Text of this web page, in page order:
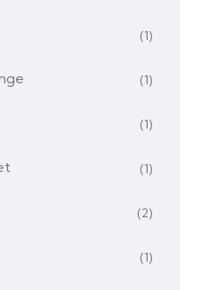
(1)
(1)
(1)
(1)
(2)
(1)